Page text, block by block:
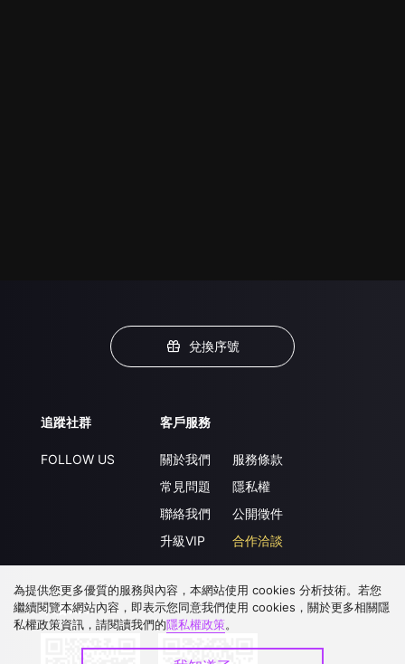
兌換序號
追蹤社群
FOLLOW US
客戶服務
關於我們
常見問題
聯絡我們
升級VIP
服務條款
隱私權
公開徵件
合作洽談
下載 APP
為提供您更多優質的服務與內容，本網站使用 cookies 分析技術。若您
繼續閱覽本網站內容，即表示您同意我們使用 cookies，關於更多相關隱
私權政策資訊，請閱讀我們的隱私權政策。